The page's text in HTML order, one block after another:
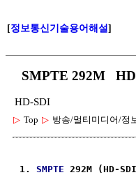
[정보통신기술용어해설]
SMPTE 292M HD
HD-SDI
▷ Top ▷ 방송/멀티미디어/정
1. SMPTE 292M